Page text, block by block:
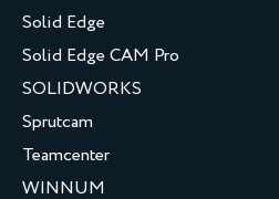
Solid Edge
Solid Edge CAM Pro
SOLIDWORKS
Sprutcam
Teamcenter
WINNUM